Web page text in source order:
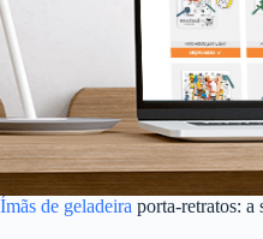
Ímãs de geladeira porta-retratos: a